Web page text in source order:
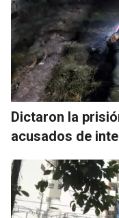
Dictaron la
acusados de